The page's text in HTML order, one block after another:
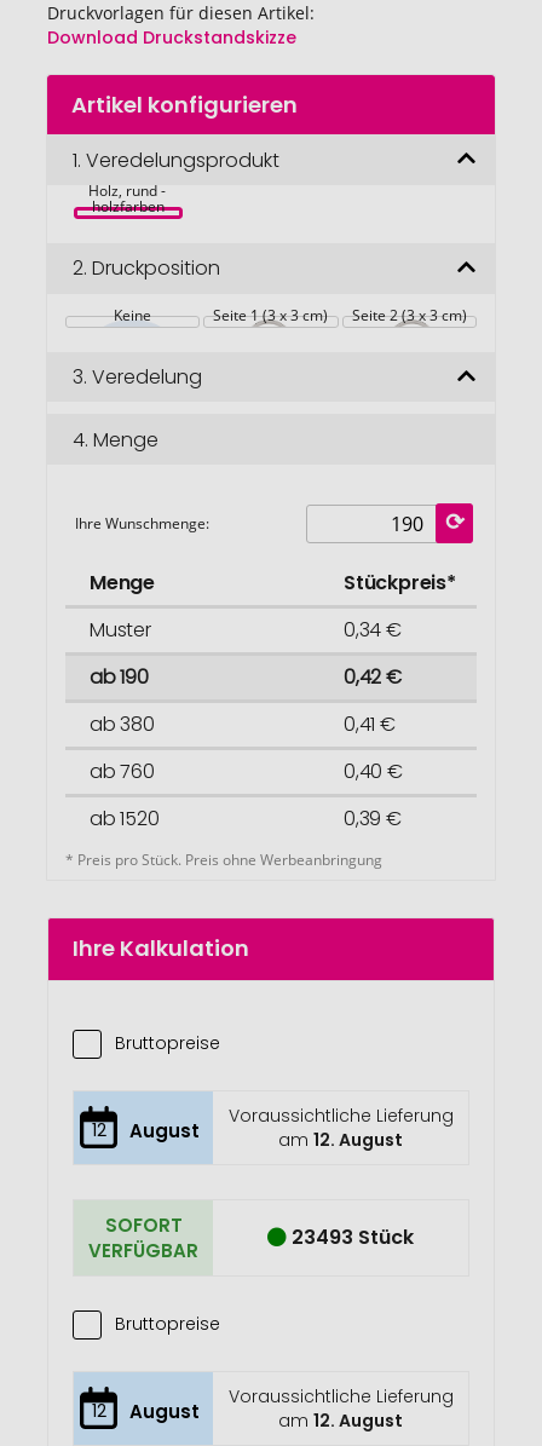
Druckvorlagen für diesen Artikel:
Download Druckstandskizze
Zum
Anfang
Bildgalerie
Artikel konfigurieren
1. Veredelungsprodukt
TOTY WOOD
Holz, rund -
holzfarben
2. Druckposition
Keine Seite 1 (3 x 3 cm) Seite 2 (3 x 3 cm)
3. Veredelung
4. Menge
Ihre Wunschmenge:
Menge
Stückpreis*
Muster
0,34 €
ab 190
0,42 €
ab 380
0,41 €
ab 760
0,40 €
ab 1520
0,39 €
* Preis pro Stück. Preis ohne Werbeanbringung
Ihre Kalkulation
Bruttopreise
12 August
Voraussichtliche Lieferung
am12. August
SOFORT
VERFÜGBAR
23493 Stück
Bruttopreise
12 August
Voraussichtliche Lieferung
am12. August